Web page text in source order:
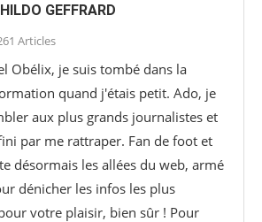
GEFFRARD
Articles
Obélix, je suis tombé dans la
quand j'étais petit. Ado, je
aux plus grands journalistes et
par me rattraper. Fan de foot et
désormais les allées du web, armé
dénicher les infos les plus
votre plaisir, bien sûr ! Pour